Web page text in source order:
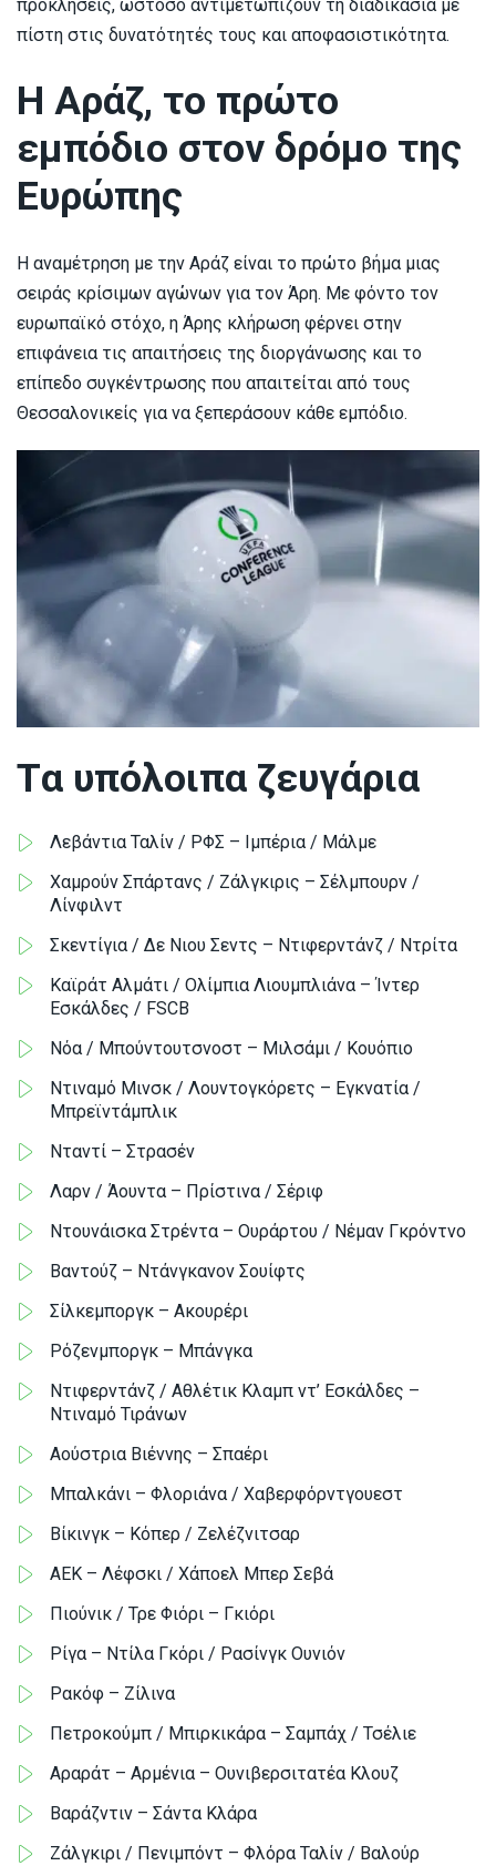
προκλήσεις, ωστόσο αντιμετωπίζουν τη διαδικασία με
πίστη στις δυνατότητές τους και αποφασιστικότητα.
Η Αράζ, το πρώτο
εμπόδιο στον δρόμο της
Ευρώπης
Η αναμέτρηση με την Αράζ είναι το πρώτο βήμα μιας
σειράς κρίσιμων αγώνων για τον Άρη. Με φόντο τον
ευρωπαϊκό στόχο, η Άρης κλήρωση φέρνει στην
επιφάνεια τις απαιτήσεις της διοργάνωσης και το
επίπεδο συγκέντρωσης που απαιτείται από τους
Θεσσαλονικείς για να ξεπεράσουν κάθε εμπόδιο.
Tα υπόλοιπα ζευγάρια
Λεβάντια Ταλίν / ΡΦΣ – Ιμπέρια / Μάλμε
Χαμρούν Σπάρτανς / Ζάλγκιρις – Σέλμπουρν /
Λίνφιλντ
Σκεντίγια / Δε Νιου Σεντς – Ντιφερντάνζ / Ντρίτα
Καϊράτ Αλμάτι / Ολίμπια Λιουμπλιάνα – Ίντερ
Εσκάλδες / FSCB
Νόα / Μπούντουτσνοστ – Μιλσάμι / Κουόπιο
Ντιναμό Μινσκ / Λουντογκόρετς – Εγκνατία /
Μπρεϊντάμπλικ
Νταντί – Στρασέν
Λαρν / Άουντα – Πρίστινα / Σέριφ
Ντουνάισκα Στρέντα – Ουράρτου / Νέμαν Γκρόντνο
Βαντούζ – Ντάνγκανον Σουίφτς
Σίλκεμποργκ – Ακουρέρι
Ρόζενμποργκ – Μπάνγκα
Ντιφερντάνζ / Αθλέτικ Κλαμπ ντ’ Εσκάλδες –
Ντιναμό Τιράνων
Αούστρια Βιέννης – Σπαέρι
Μπαλκάνι – Φλοριάνα / Χαβερφόρντγουεστ
Βίκινγκ – Κόπερ / Ζελέζνιτσαρ
ΑΕΚ – Λέφσκι / Χάποελ Μπερ Σεβά
Πιούνικ / Τρε Φιόρι – Γκιόρι
Ρίγα – Ντίλα Γκόρι / Ρασίνγκ Ουνιόν
Ρακόφ – Ζίλινα
Πετροκούμπ / Μπιρκικάρα – Σαμπάχ / Τσέλιε
Αραράτ – Αρμένια – Ουνιβερσιτατέα Κλουζ
Βαράζντιν – Σάντα Κλάρα
Ζάλγκιρι / Πενιμπόντ – Φλόρα Ταλίν / Βαλούρ